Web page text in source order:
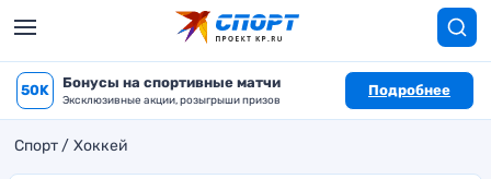
50K Бонусы на спортивные матчи
Эксклюзивные акции, розыгрыши призов
Подробнее
Спорт Хоккей